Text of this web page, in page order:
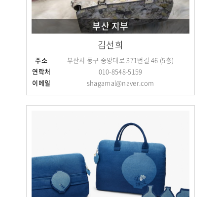
부산 지부
김선희
주소
부산시 동구 중앙대로 371번길 46 (5층)
연락처
010-8548-5159
이메일
shagamal@naver.com